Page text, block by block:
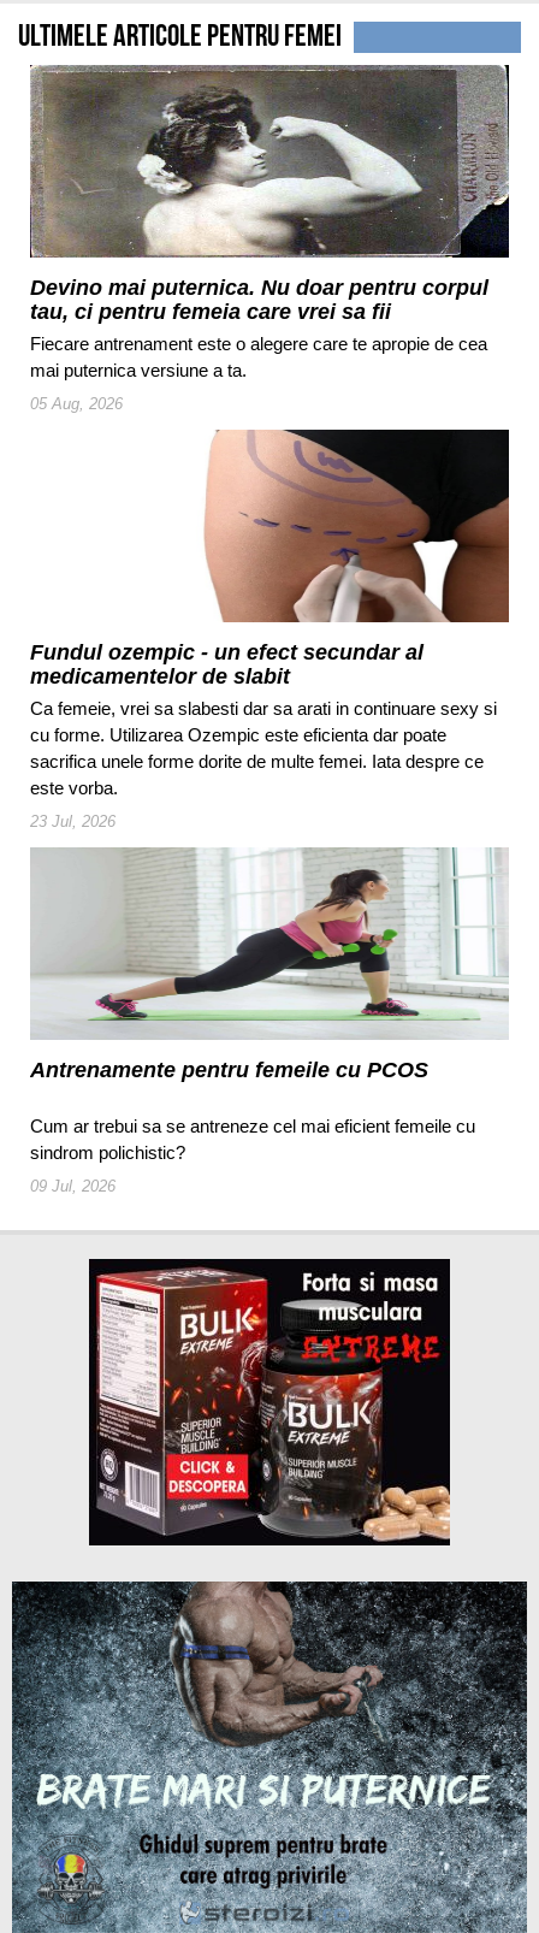
Ultimele Articole Pentru femei
Devino mai puternica. Nu doar pentru corpul
tau, ci pentru femeia care vrei sa fii
Fiecare antrenament este o alegere care te apropie de cea
mai puternica versiune a ta.
05 Aug, 2026
Fundul ozempic - un efect secundar al
medicamentelor de slabit
Ca femeie, vrei sa slabesti dar sa arati in continuare sexy si
cu forme. Utilizarea Ozempic este eficienta dar poate
sacrifica unele forme dorite de multe femei. Iata despre ce
este vorba.
23 Jul, 2026
Antrenamente pentru femeile cu PCOS
Cum ar trebui sa se antreneze cel mai eficient femeile cu
sindrom polichistic?
09 Jul, 2026